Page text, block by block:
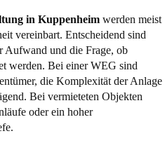
in Kuppenheim werden meist
vereinbart. Entscheidend sind
Aufwand und die Frage, ob
werden. Bei einer WEG sind
die Komplexität der Anlage
Bei vermieteten Objekten
oder ein hoher